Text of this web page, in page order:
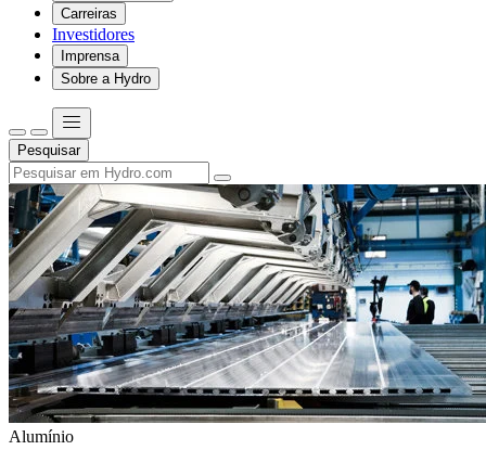
Carreiras
Investidores
Imprensa
Sobre a Hydro
Pesquisar
Alumínio